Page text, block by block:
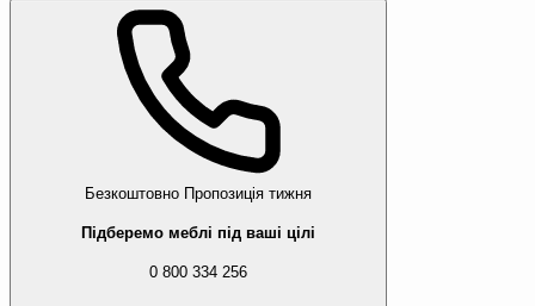
Безкоштовно Пропозиція тижня
Підберемо меблі під ваші цілі
0 800 334 256